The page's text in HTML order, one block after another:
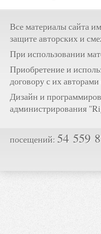
Все материалы сайта
защите авторских и
При использовании
Приобретение и
договору с их
Дизайн и
администрирования
посещений: 54 559